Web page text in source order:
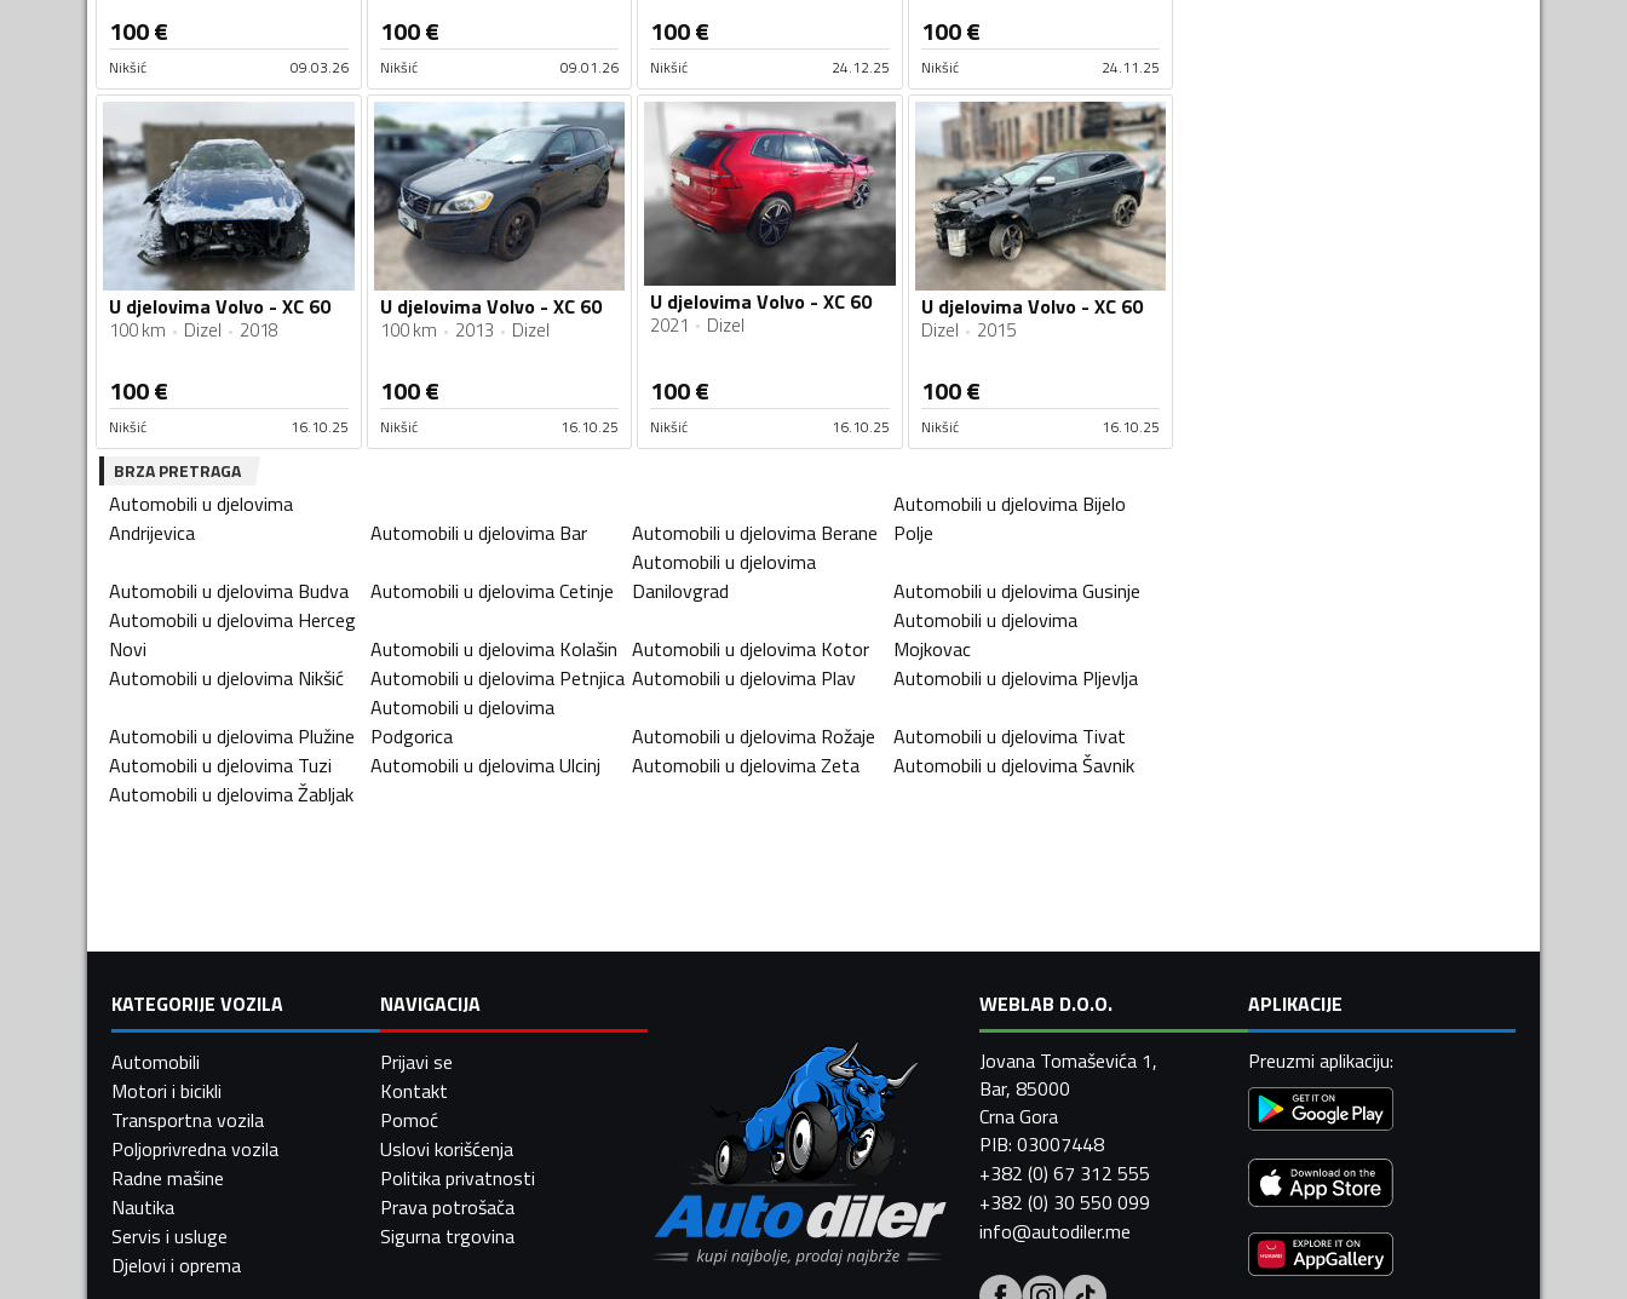
100€
Nikšić 09.03.26
100€
Nikšić 09.01.26
100€
Nikšić 24.12.25
100€
Nikšić 24.11.25
U djelovima Volvo - XC 60
100 km Dizel 2018
100€
Nikšić 16.10.25
U djelovima Volvo - XC 60
100 km 2013 Dizel
100€
Nikšić 16.10.25
U djelovima Volvo - XC 60
2021 Dizel
100€
Nikšić 16.10.25
U djelovima Volvo - XC 60
Dizel 2015
100€
Nikšić 16.10.25
BRZA PRETRAGA
Automobili u djelovima
Andrijevica
Automobili u djelovima Bar Automobili u djelovima Berane
Automobili u djelovima Bijelo
Polje
Automobili u djelovima Budva Automobili u djelovimaCetinje
Automobili u djelovima
Danilovgrad
Automobili u djelovimaGusinje
Automobili u djelovima Herceg
Novi
Automobili u djelovima Kolašin Automobili u djelovima Kotor
Automobili u djelovima
Mojkovac
Automobili u djelovima Nikšić Automobili u djelovima Petnjica Automobili u djelovima Plav Automobili u djelovima Pljevlja
Automobili u djelovima Plužine
Automobili u djelovima
Podgorica
Automobili u djelovima Rožaje Automobili u djelovima Tivat
Automobili u djelovima Tuzi Automobili u djelovimaUlcinj Automobili u djelovimaZeta Automobili u djelovimaŠavnik
Automobili u djelovimaŽabljak
KATEGORIJE VOZILA
Automobili
Motori i bicikli
Transportna vozila
Poljoprivredna vozila
Radne mašine
Nautika
Servis i usluge
Djelovi i oprema
NAVIGACIJA
Prijavi se
Kontakt
Pomoć
Uslovi korišćenja
Politika privatnosti
Prava potrošača
Sigurna trgovina
WEBLAB D.O.O.
Jovana Tomaševića 1,
Bar, 85000
Crna Gora
PIB: 03007448
+382 (0) 67 312 555
+382 (0) 30 550 099
info@autodiler.me
APLIKACIJE
Preuzmi aplikaciju: